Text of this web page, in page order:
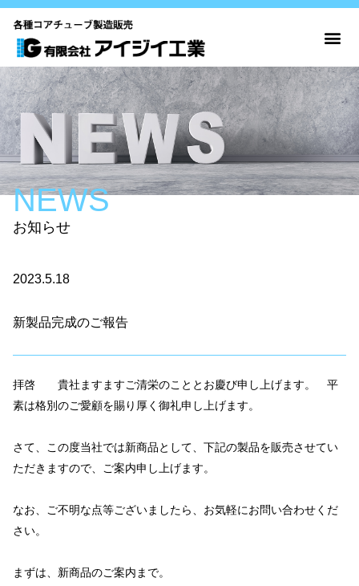
NEWS
お知らせ
2023.5.18
新製品完成のご報告
拝啓 貴社ますますご清栄のこととお慶び申し上げます。 平
素は格別のご愛顧を賜り厚く御礼申し上げます。
さて、この度当社では新商品として、下記の製品を販売させてい
ただきますので、ご案内申し上げます。
なお、ご不明な点等ございましたら、お気軽にお問い合わせくだ
さい。
まずは、新商品のご案内まで。